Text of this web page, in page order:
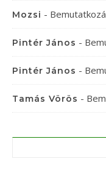
Mozsi -
Pintér János -
Pintér János -
Tamás Vörös -